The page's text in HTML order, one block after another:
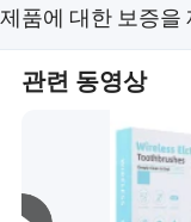
으로 배송 가능합니다.
랍니다.
제품에 대한 보증을
관련 동영상